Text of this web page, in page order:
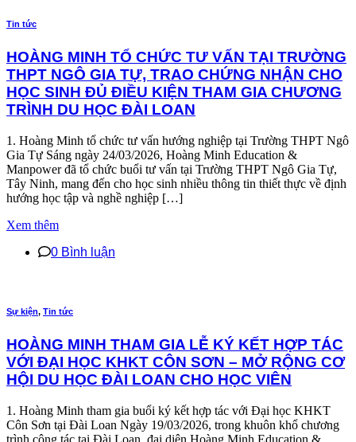
Tin tức
HOÀNG MINH TỔ CHỨC TƯ VẤN TẠI TRƯỜNG
THPT NGÔ GIA TỰ, TRAO CHỨNG NHẬN CHO
HỌC SINH ĐỦ ĐIỀU KIỆN THAM GIA CHƯƠNG
TRÌNH DU HỌC ĐÀI LOAN
1. Hoàng Minh tổ chức tư vấn hướng nghiệp tại Trường THPT Ngô
Gia Tự Sáng ngày 24/03/2026, Hoàng Minh Education &
Manpower đã tổ chức buổi tư vấn tại Trường THPT Ngô Gia Tự,
Tây Ninh, mang đến cho học sinh nhiều thông tin thiết thực về định
hướng học tập và nghề nghiệp […]
Xem thêm
0 Bình luận
Sự kiện, Tin tức
HOÀNG MINH THAM GIA LỄ KÝ KẾT HỢP TÁC
VỚI ĐẠI HỌC KHKT CÔN SƠN – MỞ RỘNG CƠ
HỘI DU HỌC ĐÀI LOAN CHO HỌC VIÊN
1. Hoàng Minh tham gia buổi ký kết hợp tác với Đại học KHKT
Côn Sơn tại Đài Loan Ngày 19/03/2026, trong khuôn khổ chương
trình công tác tại Đài Loan, đại diện Hoàng Minh Education &